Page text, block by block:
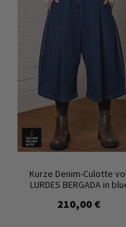
Kurze Denim-Culotte
LURDES BERGADA in
210,00 €